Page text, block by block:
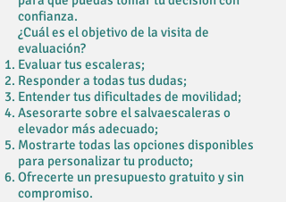
confianza.
¿Cuál es el objetivo de la visita de
evaluación?
Evaluar tus escaleras;
Responder a todas tus dudas;
Entender tus dificultades de movilidad;
Asesorarte sobre el salvaescaleras o
elevador más adecuado;
Mostrarte todas las opciones disponibles
para personalizar tu producto;
Ofrecerte un presupuesto gratuito y sin
compromiso.